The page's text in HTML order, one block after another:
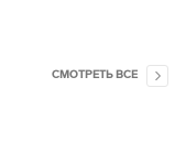
СМОТРЕТЬ ВСЕ